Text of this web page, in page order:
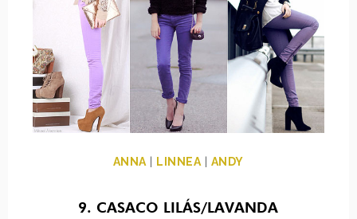
ANNA | LINNEA | ANDY
9. CASACO LILÁS/LAVANDA